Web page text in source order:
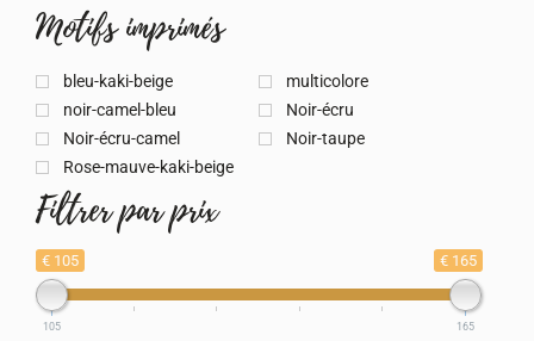
Motifs imprimés
bleu-kaki-beige
multicolore
noir-camel-bleu
Noir-écru
Noir-écru-camel
Noir-taupe
Rose-mauve-kaki-beige
Filtrer par prix
€ 105 € 165
105 165